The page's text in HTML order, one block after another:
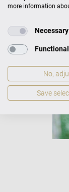
more information
Necessary
Functional
No,
Save